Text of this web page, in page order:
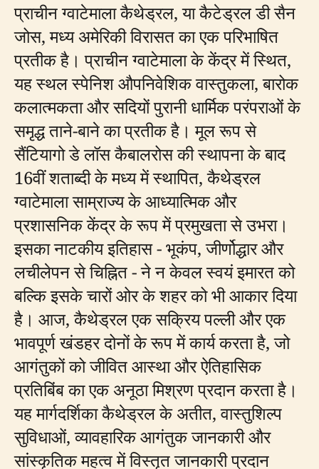
प्राचीन ग्वाटेमाला कैथेड्रल, या कैटेड्रल डी सैन
जोस, मध्य अमेरिकी विरासत का एक परिभाषित
प्रतीक है। प्राचीन ग्वाटेमाला के केंद्र में स्थित,
यह स्थल स्पेनिश औपनिवेशिक वास्तुकला, बारोक
कलात्मकता और सदियों पुरानी धार्मिक परंपराओं के
समृद्ध ताने-बाने का प्रतीक है। मूल रूप से
सैंटियागो डे लॉस कैबालरोस की स्थापना के बाद
16वीं शताब्दी के मध्य में स्थापित, कैथेड्रल
ग्वाटेमाला साम्राज्य के आध्यात्मिक और
प्रशासनिक केंद्र के रूप में प्रमुखता से उभरा।
इसका नाटकीय इतिहास - भूकंप, जीर्णोद्धार और
लचीलेपन से चिह्नित - ने न केवल स्वयं इमारत को
बल्कि इसके चारों ओर के शहर को भी आकार दिया
है। आज, कैथेड्रल एक सक्रिय पल्ली और एक
भावपूर्ण खंडहर दोनों के रूप में कार्य करता है, जो
आगंतुकों को जीवित आस्था और ऐतिहासिक
प्रतिबिंब का एक अनूठा मिश्रण प्रदान करता है।
यह मार्गदर्शिका कैथेड्रल के अतीत, वास्तुशिल्प
सुविधाओं, व्यावहारिक आगंतुक जानकारी और
सांस्कृतिक महत्व में विस्तृत जानकारी प्रदान